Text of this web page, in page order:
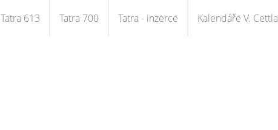
Tatra 613 Tatra 700 Tatra - inzerce Kalendáře V. Cettla